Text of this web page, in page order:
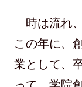
時は流れ
この年に、
業として、
って、学院